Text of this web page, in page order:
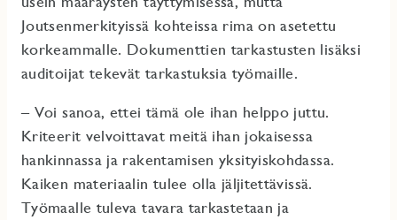
Joutsenmerkityissä kohteissa rima on asetettu
korkeammalle. Dokumenttien tarkastusten lisäksi
auditoijat tekevät tarkastuksia työmaille.
– Voi sanoa, ettei tämä ole ihan helppo juttu.
Kriteerit velvoittavat meitä ihan jokaisessa
hankinnassa ja rakentamisen yksityiskohdassa.
Kaiken materiaalin tulee olla jäljitettävissä.
Työmaalle tuleva tavara tarkastetaan ja